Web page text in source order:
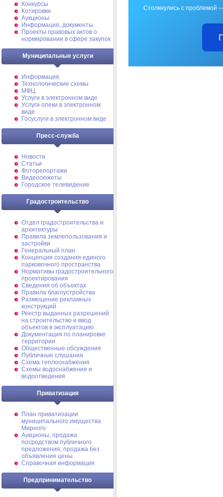
Конкурсы
Котировки
Аукционы
Информация, документы
Проекты правовых актов о
нормировании в сфере закупок
Муниципальные услуги
Информация
Технологические схемы
МФЦ
Услуги в электронном виде
Услуги опеки в электронном
виде
Госуслуги в электронном виде
Пресс-служба
Новости
Статьи
Фоторепортажи
Видеосюжеты
Городское телевидение
Градостроительство
Отдел градостроительства и
архитектуры
Правила землепользования и
застройки
Генеральный план
Концепция создания единого
парковочного пространства
Нормативы градостроительного
проектирования
Сведения об объектах
Правила благоустройства
Размещение рекламных
конструкций
Реестр выданных разрешений
на строительство и ввод
объектов в эксплуатацию
Документация по планировке
территории
Общественные обсуждения
Публичные слушания
Схема теплоснабжения
Схемы водоснабжения и
водоотведения
Приватизация
План приватизации
муниципального имущества
Мирного
Аукционы, продажа
посредством публичного
предложения, продажа без
объявления цены
Справочная информация
Предпринимательство
Столкнулись с проблемой